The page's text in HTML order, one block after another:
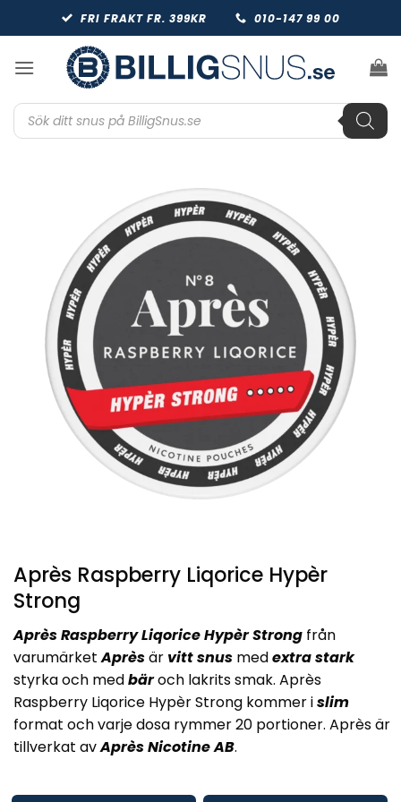
to
FRI FRAKT FR. 399KR 010-147 99 00
Produktsökning
Après Raspberry Liqorice Hypèr
Strong
Après Raspberry Liqorice Hypèr Strong från
varumärketAprèsär vitt snus medextra stark
styrka och medbäroch lakrits smak. Après
Raspberry Liqorice Hypèr Strong kommer islim
format och varje dosa rymmer 20 portioner. Après är
tillverkat avAprès Nicotine AB.